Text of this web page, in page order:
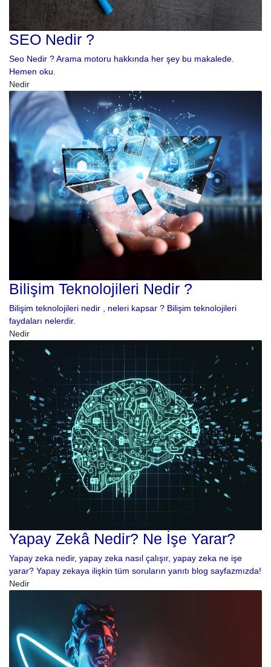
SEO Nedir ?
Seo Nedir ? Arama motoru hakkında her şey bu makalede.
Hemen oku.
Nedir
Bilişim Teknolojileri Nedir ?
Bilişim teknolojileri nedir , neleri kapsar ? Bilişim teknolojileri
faydaları nelerdir.
Nedir
Yapay Zekâ Nedir? Ne İşe Yarar?
Yapay zeka nedir, yapay zeka nasıl çalışır, yapay zeka ne işe
yarar? Yapay zekaya ilişkin tüm soruların yanıtı blog sayfazmızda!
Nedir